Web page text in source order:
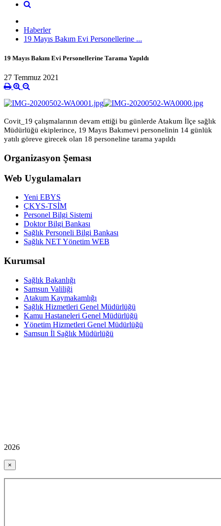
Haberler
19 Mayıs Bakım Evi Personellerine ...
19 Mayıs Bakım Evi Personellerine Tarama Yapıldı
27 Temmuz 2021
Covit_19 çalışmalarının devam ettiği bu günlerde Atakum İlçe sağlık
Müdürlüğü ekiplerince, 19 Mayıs Bakımevi personelinin 14 günlük
yatılı göreve girecek olan 18 personeline tarama yapıldı
Organizasyon Şeması
Web Uygulamaları
Yeni EBYS
ÇKYS-TSİM
Personel Bilgi Sistemi
Doktor Bilgi Bankası
Sağlık Personeli Bilgi Bankası
Sağlık NET Yönetim WEB
Kurumsal
Sağlık Bakanlığı
Samsun Valiliği
Atakum Kaymakamlığı
Sağlık Hizmetleri Genel Müdürlüğü
Kamu Hastaneleri Genel Müdürlüğü
Yönetim Hizmetleri Genel Müdürlüğü
Samsun İl Sağlık Müdürlüğü
2026
×